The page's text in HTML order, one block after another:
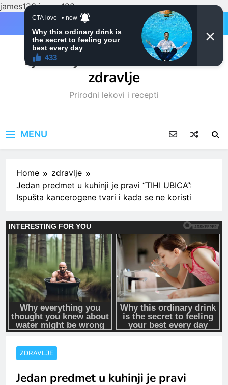
james123james123
Ljubitelji mačaka i Prirodno
zdravlje
Prirodni lekovi i recepti
MENU
Home
zdravlje
Jedan predmet u kuhinji je pravi “TIHI UBICA”:
Ispušta kancerogene tvari i kada se ne koristi
ZDRAVLJE
Jedan predmet u kuhinji je pravi